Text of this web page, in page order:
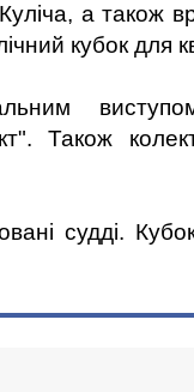
Куліча, а також
кубок для
Також
судді.